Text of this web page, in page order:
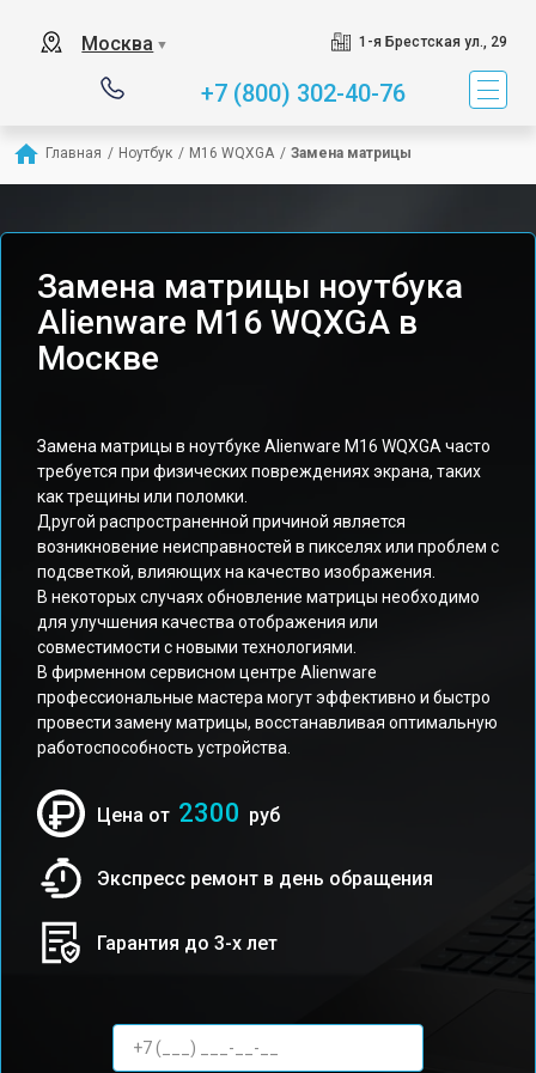
Москва ▼ 1-я Брестская ул., 29
+7 (800) 302-40-76
Главная / Ноутбук / M16 WQXGA / Замена матрицы
Замена матрицы ноутбука
Alienware M16 WQXGA в
Москве
Замена матрицы в ноутбуке Alienware M16 WQXGA часто
требуется при физических повреждениях экрана, таких
как трещины или поломки.
Другой распространенной причиной является
возникновение неисправностей в пикселях или проблем с
подсветкой, влияющих на качество изображения.
В некоторых случаях обновление матрицы необходимо
для улучшения качества отображения или
совместимости с новыми технологиями.
В фирменном сервисном центре Alienware
профессиональные мастера могут эффективно и быстро
провести замену матрицы, восстанавливая оптимальную
работоспособность устройства.
Цена от 2300 руб
Экспресс ремонт в день обращения
Гарантия до 3-х лет